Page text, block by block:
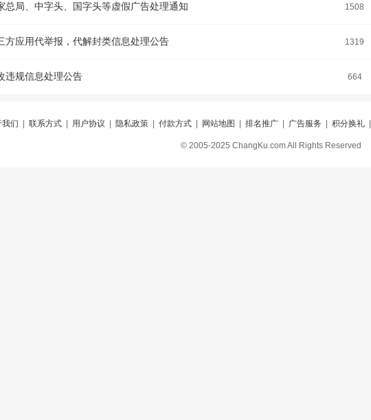
总局、中字头、国字头等虚假广告处理通知 1508
方应用代举报，代解封类信息处理公告 1319
违规信息处理公告 664
我们 联系方式| 用户协议 隐私政策| 付款方式| 网站地图 排名推广| 广告服务 积分换礼|
© 2005-2025 ChangKu.com All Rights Reserved